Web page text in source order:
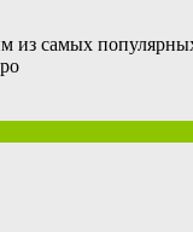
из самых